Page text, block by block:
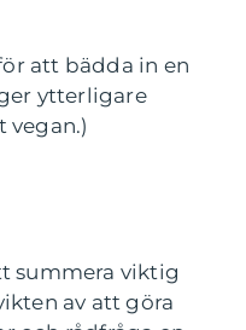
att bädda in en
ytterligare
summera viktig
av att göra